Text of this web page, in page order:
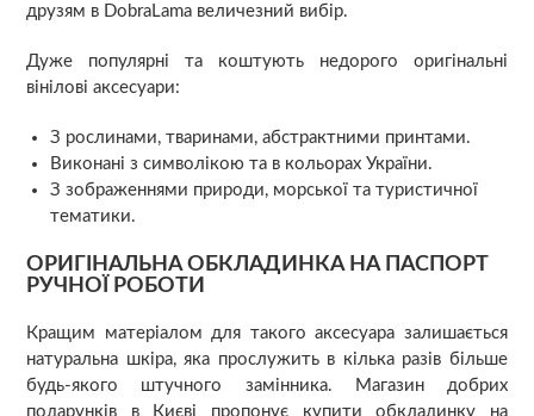
друзям в DobraLama величезний вибір.
Дуже популярні та коштують недорого оригінальні
вінілові аксесуари:
З рослинами, тваринами, абстрактними принтами.
Виконані з символікою та в кольорах України.
З зображеннями природи, морської та туристичної
тематики.
ОРИГІНАЛЬНА ОБКЛАДИНКА НА ПАСПОРТ
РУЧНОЇ РОБОТИ
Кращим матеріалом для такого аксесуара залишається
натуральна шкіра, яка прослужить в кілька разів більше
будь-якого штучного замінника. Магазин добрих
подарунків в Києві пропонує купити обкладинку на